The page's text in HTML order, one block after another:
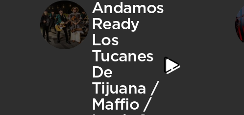
Andamos
Ready
Los
Tucanes
De
Tijuana /
Maffio /